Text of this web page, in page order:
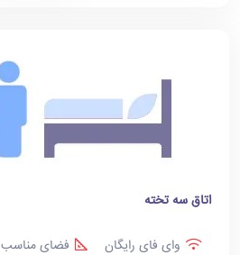
اتاق سه تخته
وای فای رایگان
فضای مناسب